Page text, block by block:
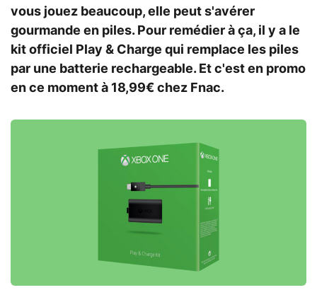
vous jouez beaucoup, elle peut s'avérer
gourmande en piles. Pour remédier à ça, il y a le
kit officiel Play & Charge qui remplace les piles
par une batterie rechargeable. Et c'est en promo
en ce moment à 18,99€ chez Fnac.